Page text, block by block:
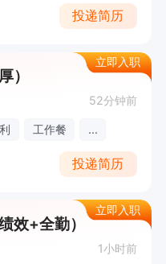
投递简历
立即入职
）
52分钟前
工作餐 ...
投递简历
立即入职
效+全勤）
1小时前